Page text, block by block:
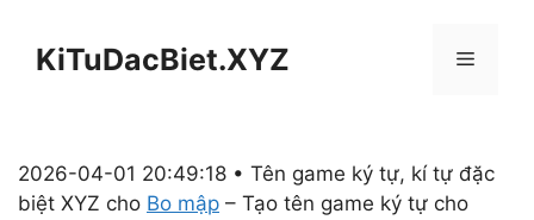
KiTuDacBiet.XYZ Menu
2026-04-01 20:49:18 • Tên game ký tự, kí tự đặc
biệt XYZ cho Bo mập – Tạo tên game ký tự cho